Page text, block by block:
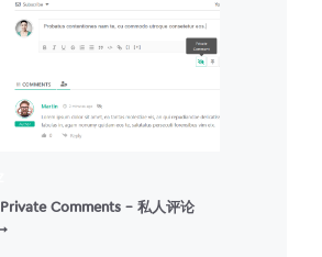
Comments – 私人评论